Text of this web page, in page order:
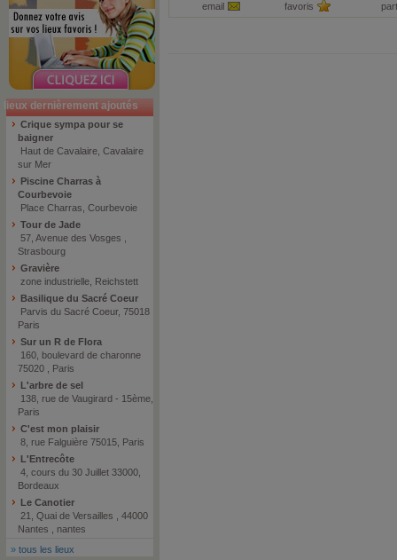
lieux dernièrement ajoutés
Crique sympa pour se
baigner
Haut de Cavalaire, Cavalaire
sur Mer
Piscine Charras à
Courbevoie
Place Charras, Courbevoie
Tour de Jade
57, Avenue des Vosges ,
Strasbourg
Gravière
zone industrielle, Reichstett
Basilique du Sacré Coeur
Parvis du Sacré Coeur, 75018
Paris
Sur un R de Flora
160, boulevard de charonne
75020 , Paris
L'arbre de sel
138, rue de Vaugirard - 15ème,
Paris
C'est mon plaisir
8, rue Falguière 75015, Paris
L'Entrecôte
4, cours du 30 Juillet 33000,
Bordeaux
Le Canotier
21, Quai de Versailles , 44000
Nantes , nantes
» tous les lieux
email favoris